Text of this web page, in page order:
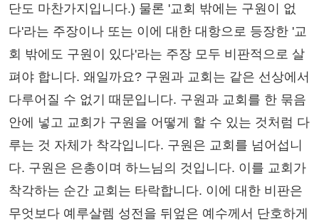
단도 마찬가지입니다.) 물론 '교회 밖에는 구원이 없
다'라는 주장이나 또는 이에 대한 대항으로 등장한 '교
회 밖에도 구원이 있다'라는 주장 모두 비판적으로 살
펴야 합니다. 왜일까요? 구원과 교회는 같은 선상에서
다루어질 수 없기 때문입니다. 구원과 교회를 한 묶음
안에 넣고 교회가 구원을 어떻게 할 수 있는 것처럼 다
루는 것 자체가 착각입니다. 구원은 교회를 넘어섭니
다. 구원은 은총이며 하느님의 것입니다. 이를 교회가
착각하는 순간 교회는 타락합니다. 이에 대한 비판은
무엇보다 예루살렘 성전을 뒤엎은 예수께서 단호하게